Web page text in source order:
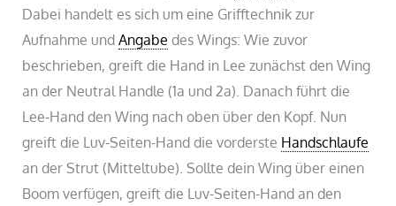
Dabei handelt es sich um eine Grifftechnik zur
Aufnahme undAngabe des Wings: Wie zuvor
beschrieben, greift die Hand in Lee zunächst den Wing
an der Neutral Handle (1a und 2a). Danach führt die
Lee-Hand den Wing nach oben über den Kopf. Nun
greift die Luv-Seiten-Hand die vorderste Handschlaufe
an der Strut (Mitteltube). Sollte dein Wing über einen
Boom verfügen, greift die Luv-Seiten-Hand an den